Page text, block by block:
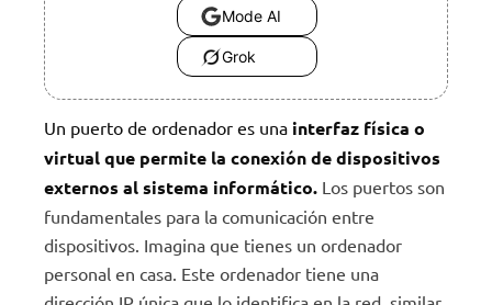
Mode AI
Grok
Un puerto de ordenador es una interfaz física o
virtual que permite la conexión de dispositivos
externos al sistema informático. Los puertos son
fundamentales para la comunicación entre
dispositivos. Imagina que tienes un ordenador
personal en casa. Este ordenador tiene una